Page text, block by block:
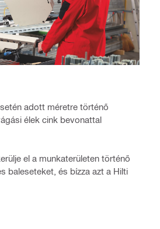
adott méretre történő
élek cink bevonattal
el a munkaterületen történő
baleseteket, és bízza azt a Hilti